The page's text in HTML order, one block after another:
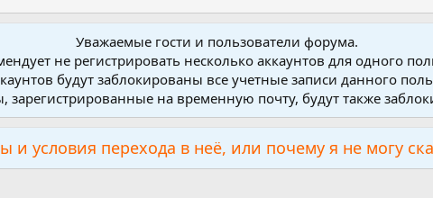
Уважаемые гости и пользователи форума.
не регистрировать несколько аккаунтов для одного
будут заблокированы все учетные записи данного
зарегистрированные на временную почту, будут также
и условия перехода в неё, или почему я не могу